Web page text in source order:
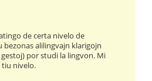
de certa nivelo de
bezonas alilingvajn klarigojn
por studi la lingvon. Mi
tiu nivelo.